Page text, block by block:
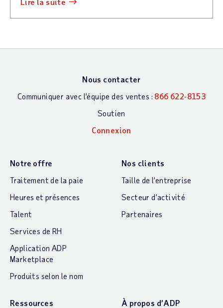
Nous contacter
Communiquer avec l’équipe des ventes : 866 622-8153
Soutien
Connexion
Notre offre
Traitement de la paie
Heures et présences
Talent
Services de RH
Application ADP
Marketplace
Produits selon le nom
Nos clients
Taille de l’entreprise
Secteur d’activité
Partenaires
Ressources
À propos d’ADP